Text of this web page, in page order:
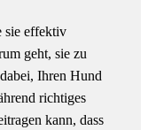
sie effektiv
geht, sie zu
Ihren Hund
richtiges
kann, dass